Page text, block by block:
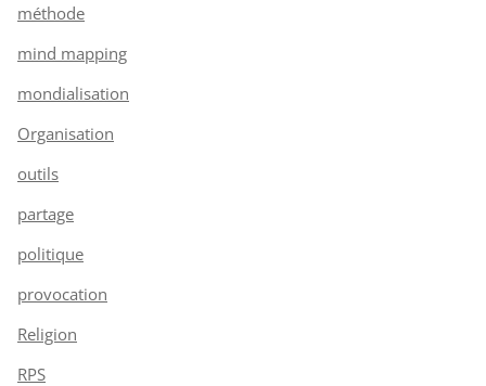
méthode
mind mapping
mondialisation
Organisation
outils
partage
politique
provocation
Religion
RPS